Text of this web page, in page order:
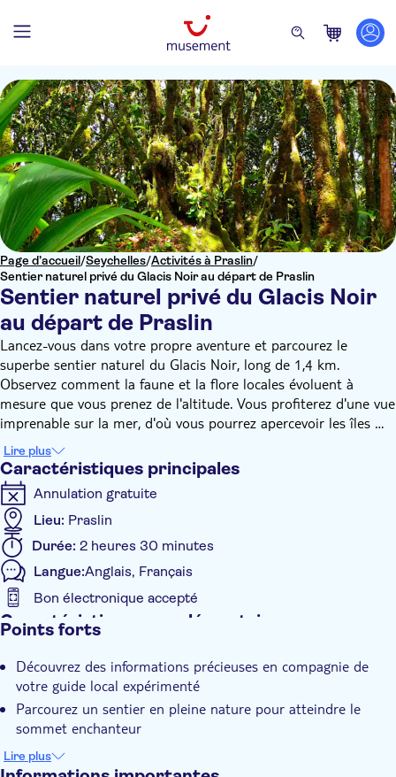
Page d’accueil/Seychelles/Activités à Praslin/
Sentier naturel privé du Glacis Noir au départ de Praslin
Sentier naturel privé du Glacis Noir
au départ de Praslin
Lancez-vous dans votre propre aventure et parcourez le
superbe sentier naturel du Glacis Noir, long de 1,4 km.
Observez comment la faune et la flore locales évoluent à
mesure que vous prenez de l'altitude. Vous profiterez d'une vue
imprenable sur la mer, d'où vous pourrez apercevoir les îles de
Cousine et de Silhouette, ainsi que la côte nord-est des îles de
Saint-Pierre et de Chauve-Souris. Suivez ce magnifique sentier
et admirez les espèces végétales indigènes et les oiseaux
endémiques tels que les perroquets noirs, les bulbuls et les
pigeons bleus. Une fois que vous aurez parcouru les 180
derniers mètres du sentier, vous serez plongé dans une forêt
de palmiers endémiques où vous atteindrez enfin le sommet
du Glacis Noir.
Lire plus
Caractéristiques principales
Annulation gratuite
Lieu: Praslin
Durée: 2 heures 30 minutes
Langue:Anglais, Français
Bon électronique accepté
Caractéristiques supplémentaires
Visite guidée
Excursion privée
Bon numérique
Pick-up à l'hôtel
Points forts
Découvrez des informations précieuses en compagnie de
votre guide local expérimenté
Parcourez un sentier en pleine nature pour atteindre le
sommet enchanteur
Admirez de magnifiques vues panoramiques sur Praslin et
La Digue
Lire plus